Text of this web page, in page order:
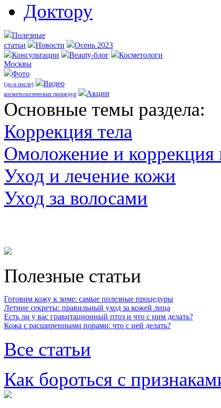
Доктору
Полезные
статьи
Новости
Осень 2023
Консультации
Beauty-блог
Косметологи
Москвы
Фото
(до и после) Видео
косметологических процедур Акции
Оcновные темы раздела:
Коррекция тела
Омоложение и коррекция
Уход и лечение кожи
Уход за волосами
Полезные статьи
Готовим кожу к зиме: самые полезные процедуры
Летние секреты: правильный уход за кожей лица
Есть ли у вас гравитационный птоз и что с ним делать?
Кожа с расширенными порами: что с ней делать?
Все статьи
Как бороться с